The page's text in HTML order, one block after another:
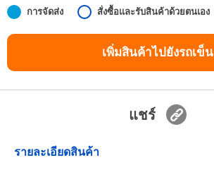
ตัวละครเพี่อการสะสม
การจัดส่ง สั่งซื้อและรับสินค้าด้วยตนเอง
เพิ่มสินค้าไปยังรถเข็น
แชร์
รายละเอียดสินค้า